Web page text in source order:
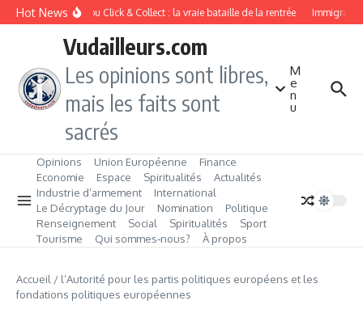
Aller au contenu
Hot NewsDrive ou Click & Collect : la vraie bataille de la rentrée
Vudailleurs.com
Les opinions sont libres,
mais les faits sont
sacrés
M
e
n
u
Opinions Union Européenne
Finance
Economie
Espace Spiritualités
Actualités
Industrie d’armement
International
Le Décryptage du Jour
Nomination
Politique
Renseignement
Social Spiritualités
Sport
Tourisme
Qui sommes‑nous? À propos
Accueil / l’Autorité pour les partis politiques européens et les
fondations politiques européennes